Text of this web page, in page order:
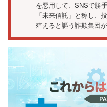
を悪用して、SNSで勝
「未来信託」と称し、
殖えると謳う詐欺集団